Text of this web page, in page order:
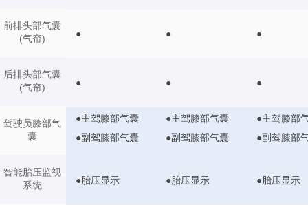
前排头部气囊
(气帘)
后排头部气囊
(气帘)
驾驶员膝部气
囊
智能胎压监视
系统
● ● ●
● ● ●
●主驾膝部气囊
●副驾膝部气囊
●主驾膝部气囊
●副驾膝部气囊
●主驾膝部
●副驾膝部
●胎压显示 ●胎压显示 ●胎压显示